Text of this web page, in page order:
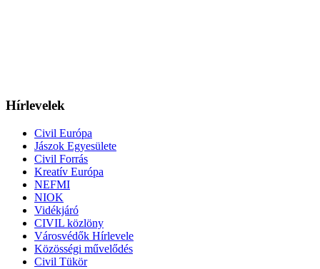
Hírlevelek
Civil Európa
Jászok Egyesülete
Civil Forrás
Kreatív Európa
NEFMI
NIOK
Vidékjáró
CIVIL közlöny
Városvédők Hírlevele
Közösségi művelődés
Civil Tükör